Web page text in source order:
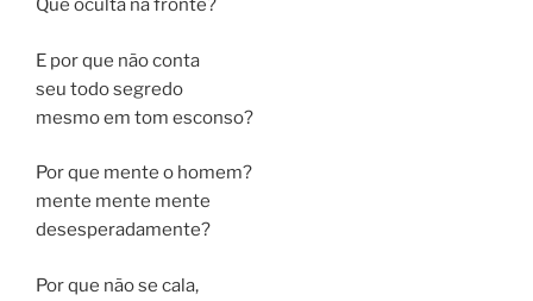
Que oculta na fronte?
E por que não conta
seu todo segredo
mesmo em tom esconso?
Por que mente o homem?
mente mente mente
desesperadamente?
Por que não se cala,